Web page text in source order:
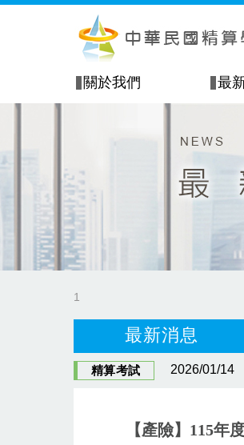
關於我們 最
1
最新消息
精算考試 2026/01/14
【產險】115年